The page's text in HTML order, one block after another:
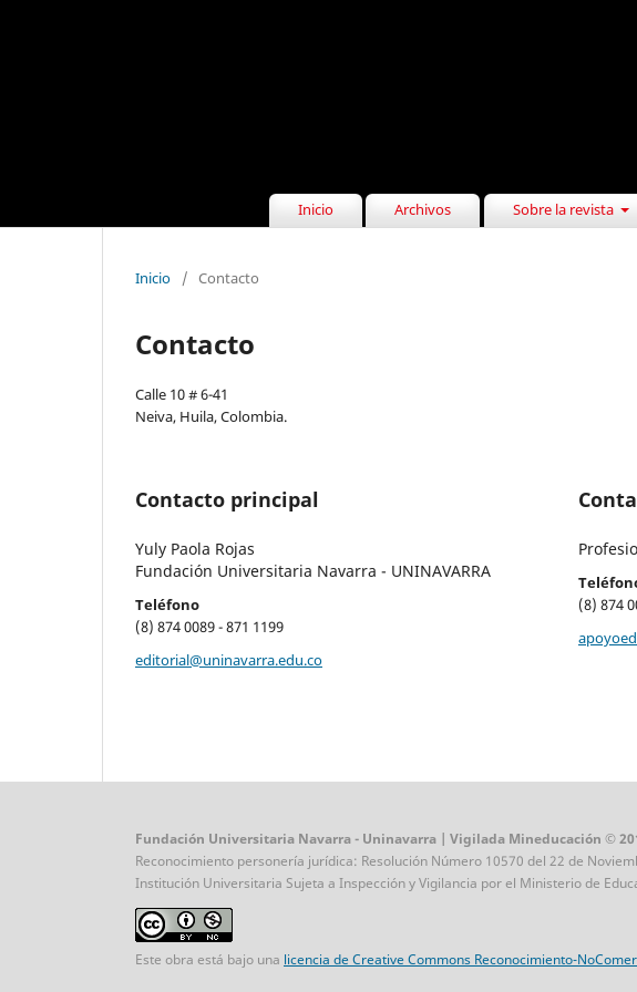
Inicio Archivos Sobre la revista
Inicio / Contacto
Contacto
Calle 10 # 6-41
Neiva, Huila, Colombia.
Contacto principal
Yuly Paola Rojas
Fundación Universitaria Navarra - UNINAVARRA
Teléfono
(8) 874 0089 - 871 1199
editorial@uninavarra.edu.co
(8) 874
Fundación Universitaria Navarra - Uninavarra | Vigilada Mineducación ©
Reconocimiento personería jurídica: Resolución Número 10570 del 22 de
Institución Universitaria Sujeta a Inspección y Vigilancia por el Ministerio de
Este obra está bajo una licencia de Creative Commons Reconocimiento-